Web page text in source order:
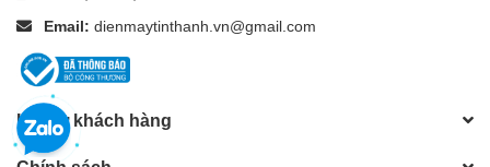
Ứng dụng phổ biến
(Fim+), MyTV, POPS Kids,
Tiện ích thông minh
khác
Email: dienmaytinthanh.vn@gmail.com
Hỗ trợ khách hàng